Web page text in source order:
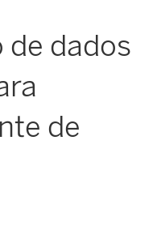
de dados
de